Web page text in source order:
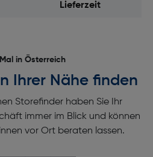
Lieferzeit
in Österreich
Ihrer Nähe finden
Storefinder haben Sie Ihr
immer im Blick und können
vor Ort beraten lassen.